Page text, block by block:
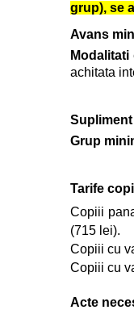
grup), se
Avans
Modalitati
achitata
Grup
Tarife
Copiii
(715 lei).
Copiii cu
Copiii cu
Acte